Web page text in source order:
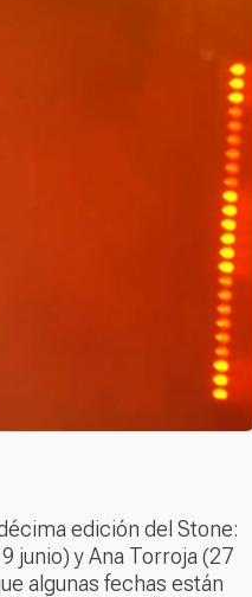
edición del Stone:
junio) y Ana Torroja (27
algunas fechas están